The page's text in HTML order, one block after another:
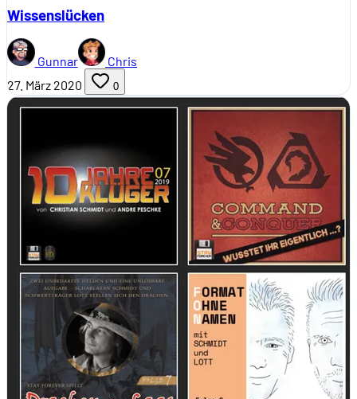
Wissenslücken
Gunnar
Chris
27. März 2020
0